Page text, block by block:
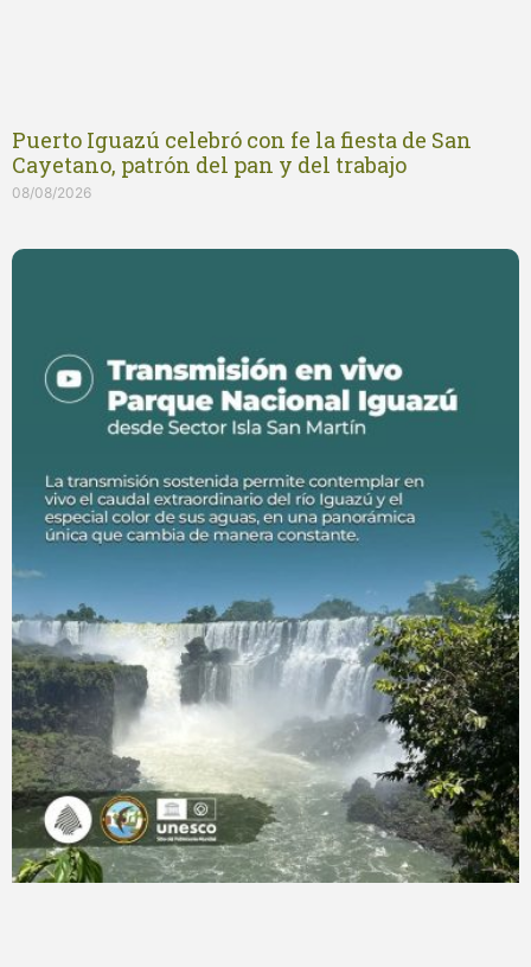
Puerto Iguazú celebró con fe la fiesta de San
Cayetano, patrón del pan y del trabajo
08/08/2026